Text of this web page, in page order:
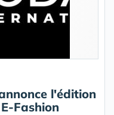
l'édition
Fashion